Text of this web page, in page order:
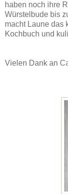
haben noch ihre
Würstelbude bis
macht Laune das
Kochbuch und
Vielen Dank an